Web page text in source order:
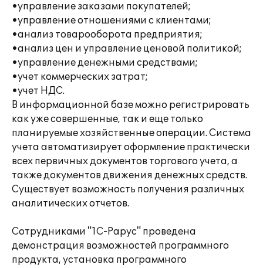
•управление заказами покупателей;
•управление отношениями с клиентами;
•анализ товарооборота предприятия;
•анализ цен и управление ценовой политикой;
•управление денежными средствами;
•учет коммерческих затрат;
•учет НДС.
В информационной базе можно регистрировать
как уже совершенные, так и еще только
планируемые хозяйственные операции. Система
учета автоматизирует оформление практически
всех первичных документов торгового учета, а
также документов движения денежных средств.
Существует возможность получения различных
аналитических отчетов.
Сотрудниками "1С-Рарус" проведена
демонстрация возможностей программного
продукта, установка программного